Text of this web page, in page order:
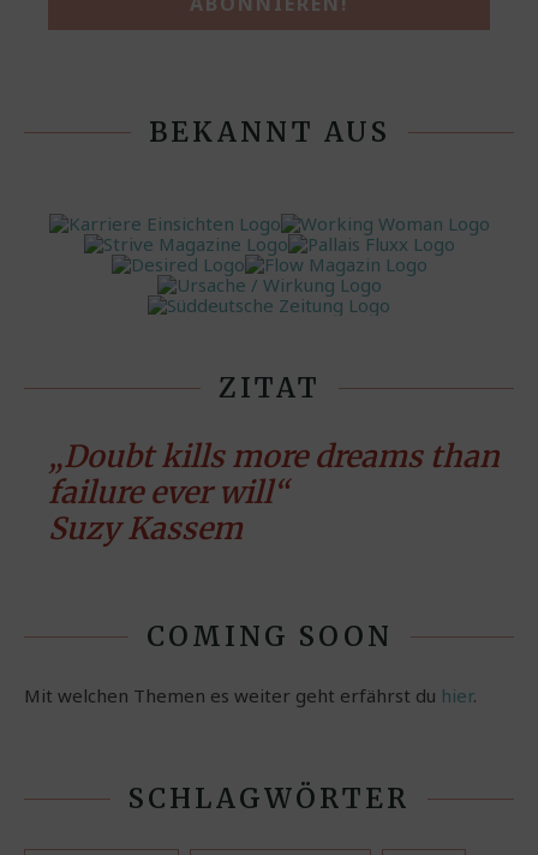
BEKANNT AUS
ZITAT
„Doubt kills more dreams than
failure ever will“
Suzy Kassem
COMING SOON
Mit welchen Themen es weiter geht erfährst du hier.
SCHLAGWÖRTER